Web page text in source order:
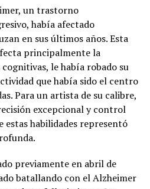
un trastorno
había afectado
en sus últimos años. Esta
principalmente la
le había robado su
que había sido el centro
Para un artista de su calibre,
excepcional y control
estas habilidades representó
previamente en abril de
batallando con el Alzheimer